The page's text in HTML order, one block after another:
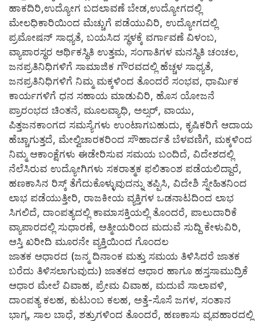
ಹಾಕದಿರಿ,ಉದ್ಯೋಗ ಬದಲಾವಣೆ ಬೇಡ,ಉದ್ಯೋಗದಲ್ಲಿ
ಮೇಲಧಿಕಾರಿಯಿಂದ ಮೆಚ್ಚುಗೆ ಪಡೆಯುವಿರಿ, ಉದ್ಯೋಗದಲ್ಲಿ
ಪ್ರಮೋಷನ್ ಸಾಧ್ಯತೆ, ಬಯಸಿದ ಸ್ಥಳಕ್ಕೆ ವರ್ಗಾವಣೆ ವಿಳಂಬ,
ವ್ಯಾಪಾರಸ್ಥರ ಆರ್ಥಿಕಸ್ಥಿತಿ ಉತ್ತಮ, ಸಂಗಾತಿಗಳ ಮನಸ್ಥಿತಿ ಚಂಚಲ,
ಜನಪ್ರತಿನಿಧಿಗಳಿಗೆ ಸಾಮಾಜಿಕ ಗೌರವದಲ್ಲಿ ಹೆಚ್ಚಳ ಸಾಧ್ಯತೆ,
ಜನಪ್ರತಿನಿಧಿಗಳಿಗೆ ನಿಮ್ಮ ಮಕ್ಕಳಿಂದ ತೊಂದರೆ ಸಂಭವ, ಧಾರ್ಮಿಕ
ಕಾರ್ಯಗಳಿಗೆ ಧನ ಸಹಾಯ ಮಾಡುವಿರಿ, ಹೊಸ ಯೋಜನೆ
ಪ್ರಾರಂಭದ ಚಿಂತನೆ, ಮೂಲವ್ಯಾಧಿ, ಅಲ್ಸರ್, ವಾಯು,
ಪಿತ್ತಜನಕಾಂಗದ ಸಮಸ್ಯೆಗಳು ಉಂಟಾಗಬಹುದು, ಕೃಷಿಕರಿಗೆ ಆದಾಯ
ಹೆಚ್ಚಾಗುತ್ತದೆ, ಮೇಲ್ವಿಚಾರಕರಿಂದ ಸೌಹಾರ್ದತೆ ಬೆಳವಣಿಗೆ, ಮಕ್ಕಳಿಂದ
ನಿಮ್ಮ ಆಕಾಂಕ್ಷೆಗಳು ಈಡೇರಿಸುವ ಸಮಯ ಬಂದಿದೆ, ವಿದೇಶದಲ್ಲಿ
ನೆಲೆಸಿರುವ ಉದ್ಯೋಗಿಗಳು ಸಕರಾತ್ಮಕ ಫಲಿತಾಂಶ ಪಡೆಯಲಿದ್ದಾರೆ,
ಹಣಕಾಸಿನ ರಿಸ್ಕ್ ತೆಗೆದುಕೊಳ್ಳುವುದನ್ನು ತಪ್ಪಿಸಿ, ವಿದೇಶಿ ಸ್ನೇಹಿತನಿಂದ
ಲಾಭ ಪಡೆಯುತ್ತೀರಿ, ರಾಜಕೀಯ ವ್ಯಕ್ತಿಗಳ ಒಡನಾಟದಿಂದ ಲಾಭ
ಸಿಗಲಿದೆ, ದಾಂಪತ್ಯದಲ್ಲಿ ಕಾಮಾಸಕ್ತಿಯಲ್ಲಿ ತೊಂದರೆ, ಪಾಲುದಾರಿಕೆ
ವ್ಯಾಪಾರದಲ್ಲಿ ಸುಧಾರಣೆ, ಆತ್ಮೀಯರಿಂದ ಮದುವೆ ಸುದ್ದಿ ಕೇಳುವಿರಿ,
ಆಸ್ತಿ ಖರೀದಿ ಮೂರನೇ ವ್ಯಕ್ತಿಯಿಂದ ಗೊಂದಲ
ಜಾತಕ ಆಧಾರದ (ಜನ್ಮ ದಿನಾಂಕ ಮತ್ತು ಸಮಯ ತಿಳಿಸಿದರೆ ಜಾತಕ
ಬರೆದು ತಿಳಿಸಲಾಗುವುದು) ಜಾತಕದ ಆಧಾರ ಹಾಗೂ ಹಸ್ತಸಾಮುದ್ರಿಕೆ
ಆಧಾರ ಮೇಲೆ ವಿವಾಹ, ಪ್ರೇಮ ವಿವಾಹ, ಮದುವೆ ಸಾಲಾವಳಿ,
ದಾಂಪತ್ಯ ಕಲಹ, ಕುಟುಂಬ ಕಲಹ, ಅತ್ತೆ-ಸೊಸೆ ಜಗಳ, ಸಂತಾನ
ಭಾಗ್ಯ, ಸಾಲ ಬಾಧೆ, ಶತ್ರುಗಳಿಂದ ತೊಂದರೆ, ಹಣಕಾಸು ವ್ಯವಹಾರದಲ್ಲಿ